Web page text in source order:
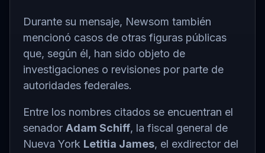
Durante su mensaje, Newsom también
mencionó casos de otras figuras públicas
que, según él, han sido objeto de
investigaciones o revisiones por parte de
autoridades federales.
Entre los nombres citados se encuentran el
senador Adam Schiff, la fiscal general de
Nueva York Letitia James, el exdirector del